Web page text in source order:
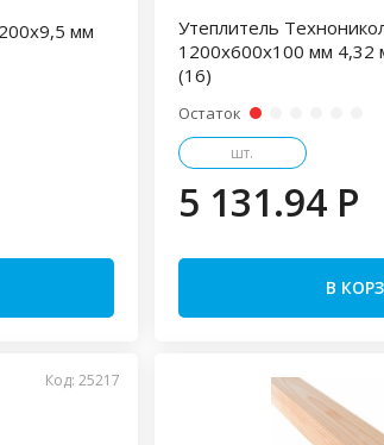
мм
Утеплитель
1200х600х100 мм 4,32
(16)
Остаток
шт.
5 131.94 P
В
Код: 25217